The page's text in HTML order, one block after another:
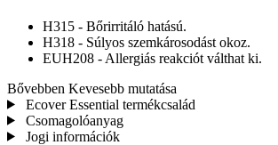
H315 - Bőrirritáló hatású.
H318 - Súlyos szemkárosodást okoz.
EUH208 - Allergiás reakciót válthat ki.
Bővebben Kevesebb mutatása
Ecover Essential termékcsalád
Csomagolóanyag
Jogi információk